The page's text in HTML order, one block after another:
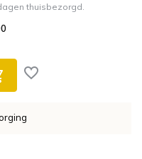
thuisbezorgd.